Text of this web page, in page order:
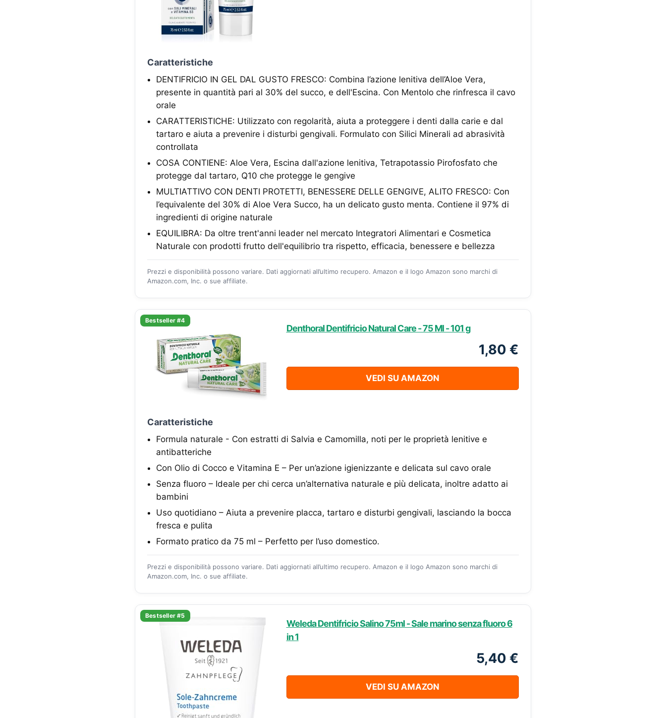
Caratteristiche
DENTIFRICIO IN GEL DAL GUSTO FRESCO: Combina l’azione lenitiva dell’Aloe Vera,
presente in quantità pari al 30% del succo, e dell'Escina. Con Mentolo che rinfresca il cavo
orale
CARATTERISTICHE: Utilizzato con regolarità, aiuta a proteggere i denti dalla carie e dal
tartaro e aiuta a prevenire i disturbi gengivali. Formulato con Silici Minerali ad abrasività
controllata
COSA CONTIENE: Aloe Vera, Escina dall'azione lenitiva, Tetrapotassio Pirofosfato che
protegge dal tartaro, Q10 che protegge le gengive
MULTIATTIVO CON DENTI PROTETTI, BENESSERE DELLE GENGIVE, ALITO FRESCO: Con
l’equivalente del 30% di Aloe Vera Succo, ha un delicato gusto menta. Contiene il 97% di
ingredienti di origine naturale
EQUILIBRA: Da oltre trent'anni leader nel mercato Integratori Alimentari e Cosmetica
Naturale con prodotti frutto dell'equilibrio tra rispetto, efficacia, benessere e bellezza
Prezzi e disponibilità possono variare. Dati aggiornati all’ultimo recupero. Amazon e il logo Amazon sono marchi di
Amazon.com, Inc. o sue affiliate.
Bestseller #4
Denthoral Dentifricio Natural Care - 75 Ml - 101 g
1,80 €
VEDI SU AMAZON
Caratteristiche
Formula naturale - Con estratti di Salvia e Camomilla, noti per le proprietà lenitive e
antibatteriche
Con Olio di Cocco e Vitamina E – Per un’azione igienizzante e delicata sul cavo orale
Senza fluoro – Ideale per chi cerca un’alternativa naturale e più delicata, inoltre adatto ai
bambini
Uso quotidiano – Aiuta a prevenire placca, tartaro e disturbi gengivali, lasciando la bocca
fresca e pulita
Formato pratico da 75 ml – Perfetto per l’uso domestico.
Prezzi e disponibilità possono variare. Dati aggiornati all’ultimo recupero. Amazon e il logo Amazon sono marchi di
Amazon.com, Inc. o sue affiliate.
Bestseller #5
Weleda Dentifricio Salino 75ml - Sale marino senza fluoro 6
in 1
5,40 €
VEDI SU AMAZON